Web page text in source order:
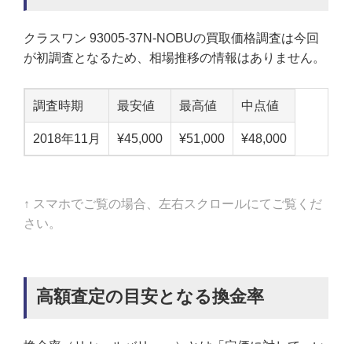
クラスワン 93005-37N-NOBUの買取価格調査は今回
が初調査となるため、相場推移の情報はありません。
調査時期 最安値 最高値 中点値
2018年11月 ¥45,000 ¥51,000 ¥48,000
↑ スマホでご覧の場合、左右スクロールにてご覧くだ
さい。
高額査定の目安となる換金率